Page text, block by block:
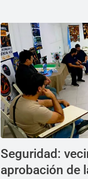
Seguridad:
aprobación de